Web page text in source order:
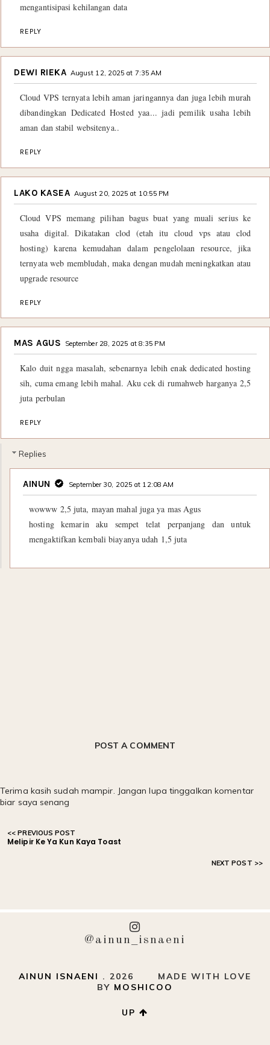
mengantisipasi kehilangan data
REPLY
DEWI RIEKA August 12, 2025 at 7:35 AM
Cloud VPS ternyata lebih aman jaringannya dan juga lebih murah
dibandingkan Dedicated Hosted yaa... jadi pemilik usaha lebih
aman dan stabil websitenya..
REPLY
LAKO KASEA August 20, 2025 at 10:55 PM
Cloud VPS memang pilihan bagus buat yang muali serius ke
usaha digital. Dikatakan clod (etah itu cloud vps atau clod
hosting) karena kemudahan dalam pengelolaan resource, jika
ternyata web membludah, maka dengan mudah meningkatkan atau
upgrade resource
REPLY
MAS AGUS September 28, 2025 at 8:35 PM
Kalo duit ngga masalah, sebenarnya lebih enak dedicated hosting
sih, cuma emang lebih mahal. Aku cek di rumahweb harganya 2,5
juta perbulan
REPLY
Replies
AINUN September 30, 2025 at 12:08 AM
wowww 2,5 juta, mayan mahal juga ya mas Agus
hosting kemarin aku sempet telat perpanjang dan untuk
mengaktifkan kembali biayanya udah 1,5 juta
POST A COMMENT
Terima kasih sudah mampir. Jangan lupa tinggalkan komentar
biar saya senang
Melipir Ke Ya Kun Kaya Toast
@ainun_isnaeni
AINUN ISNAENI . 2026
MADE WITH LOVE
BY MOSHICOO
UP